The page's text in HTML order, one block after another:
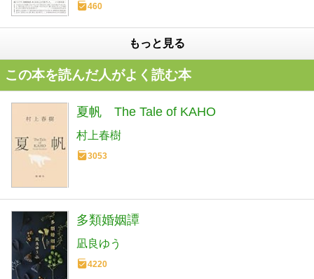
460
もっと見る
この本を読んだ人がよく読む本
夏帆 The Tale of KAHO
村上春樹
3053
多類婚姻譚
凪良ゆう
4220